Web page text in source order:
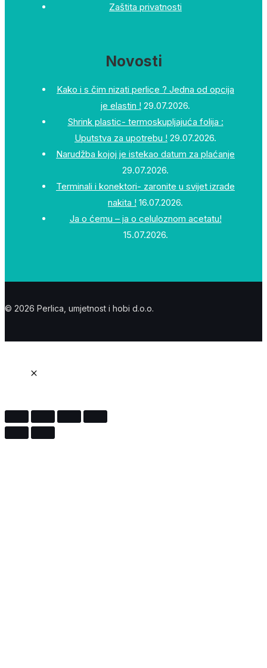
Zaštita privatnosti
Novosti
Kako i s čim nizati perlice ? Jedna od opcija
je elastin ! 29.07.2026.
Shrink plastic- termoskupljajuća folija :
Uputstva za upotrebu ! 29.07.2026.
Narudžba kojoj je istekao datum za plaćanje
29.07.2026.
Terminali i konektori- zaronite u svijet izrade
nakita ! 16.07.2026.
Ja o ćemu – ja o celuloznom acetatu!
15.07.2026.
© 2026 Perlica, umjetnost i hobi d.o.o.